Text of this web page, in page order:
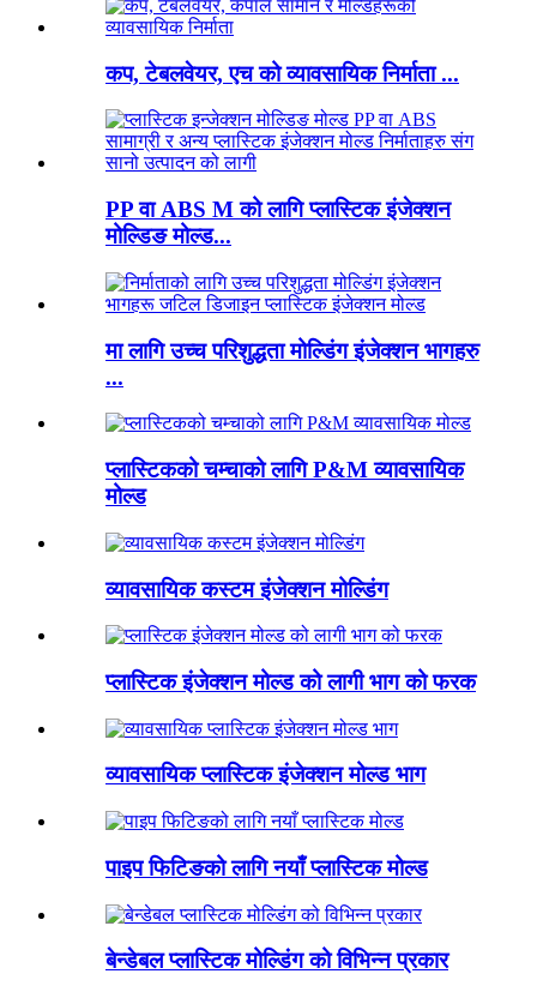
कप, टेबलवेयर, एच को व्यावसायिक निर्माता ...
PP वा ABS M को लागि प्लास्टिक इंजेक्शन
मोल्डिङ मोल्ड...
मा लागि उच्च परिशुद्धता मोल्डिंग इंजेक्शन भागहरु
...
प्लास्टिकको चम्चाको लागि P&M व्यावसायिक
मोल्ड
व्यावसायिक कस्टम इंजेक्शन मोल्डिंग
प्लास्टिक इंजेक्शन मोल्ड को लागी भाग को फरक
व्यावसायिक प्लास्टिक इंजेक्शन मोल्ड भाग
पाइप फिटिङको लागि नयाँ प्लास्टिक मोल्ड
बेन्डेबल प्लास्टिक मोल्डिंग को विभिन्न प्रकार